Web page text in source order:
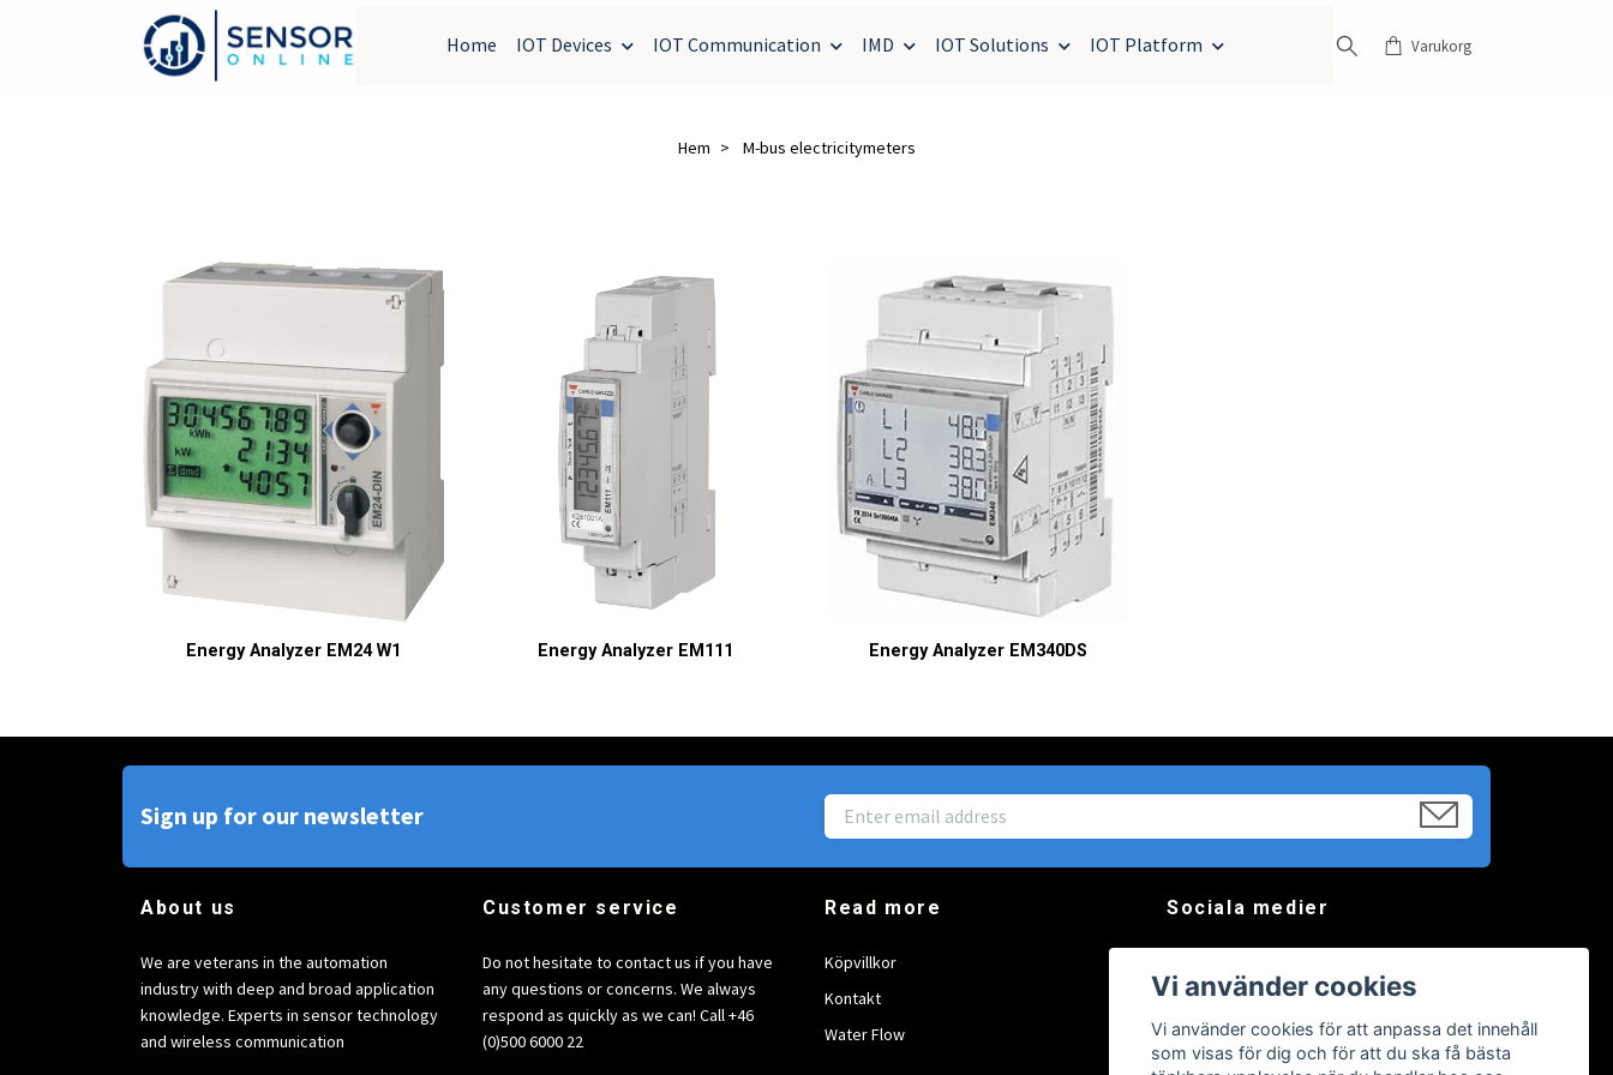
Home IOT Devices IOT Communication IMD IOT Solutions IOT Platform Varukorg
Hem M-bus electricitymeters
Energy Analyzer EM24 W1 Energy Analyzer EM111 Energy Analyzer EM340DS
Sign up for our newsletter
About us
We are veterans in the automation
industry with deep and broad application
knowledge. Experts in sensor technology
and wireless communication
Customer service
Do not hesitate to contact us if you have
any questions or concerns. We always
respond as quickly as we can! Call +46
(0)500 6000 22
Read more
Köpvillkor
Kontakt
Water Flow
Sociala medier
Vi använder cookies
Vi använder cookies för att anpassa det innehåll
som visas för dig och för att du ska få bästa